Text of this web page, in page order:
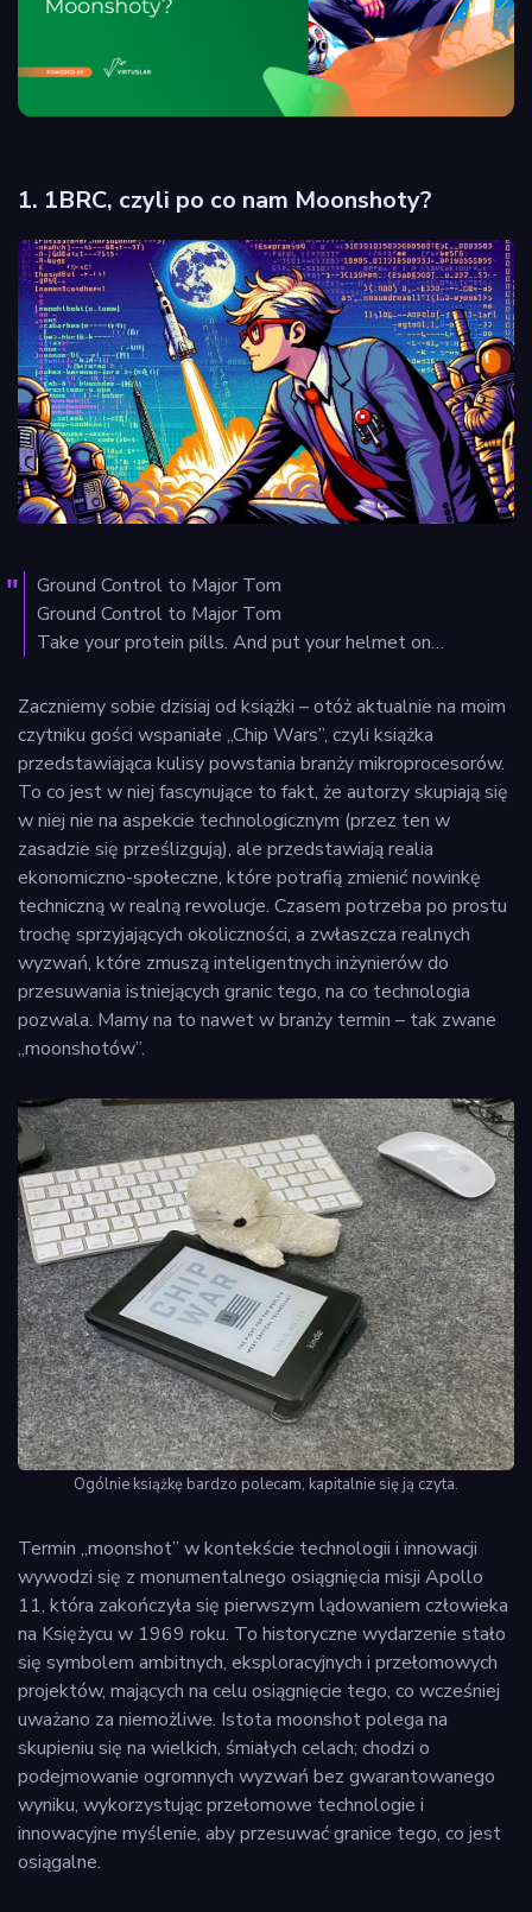
1. 1BRC, czyli po co nam Moonshoty?
Ground Control to Major Tom
Ground Control to Major Tom
Take your protein pills. And put your helmet on…
Zaczniemy sobie dzisiaj od książki – otóż aktualnie na moim
czytniku gości wspaniałe „Chip Wars”, czyli książka
przedstawiająca kulisy powstania branży mikroprocesorów.
To co jest w niej fascynujące to fakt, że autorzy skupiają się
w niej nie na aspekcie technologicznym (przez ten w
zasadzie się prześlizgują), ale przedstawiają realia
ekonomiczno-społeczne, które potrafią zmienić nowinkę
techniczną w realną rewolucje. Czasem potrzeba po prostu
trochę sprzyjających okoliczności, a zwłaszcza realnych
wyzwań, które zmuszą inteligentnych inżynierów do
przesuwania istniejących granic tego, na co technologia
pozwala. Mamy na to nawet w branży termin – tak zwane
„moonshotów”.
Ogólnie książkę bardzo polecam, kapitalnie się ją czyta.
Termin „moonshot” w kontekście technologii i innowacji
wywodzi się z monumentalnego osiągnięcia misji Apollo
11, która zakończyła się pierwszym lądowaniem człowieka
na Księżycu w 1969 roku. To historyczne wydarzenie stało
się symbolem ambitnych, eksploracyjnych i przełomowych
projektów, mających na celu osiągnięcie tego, co wcześniej
uważano za niemożliwe. Istota moonshot polega na
skupieniu się na wielkich, śmiałych celach; chodzi o
podejmowanie ogromnych wyzwań bez gwarantowanego
wyniku, wykorzystując przełomowe technologie i
innowacyjne myślenie, aby przesuwać granice tego, co jest
osiągalne.